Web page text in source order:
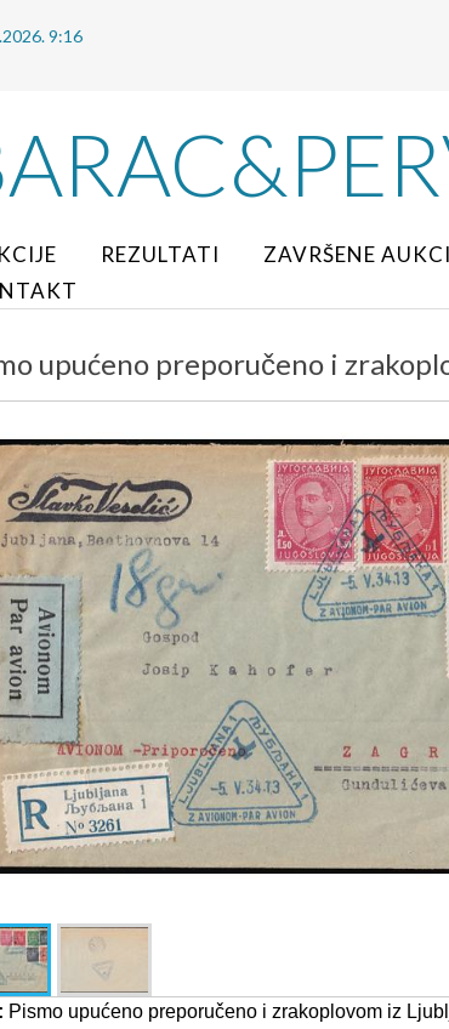
9:16
REZULTATI ZAVRŠENE
upućeno preporučeno i
Pismo upućeno preporučeno i zrakoplovom iz